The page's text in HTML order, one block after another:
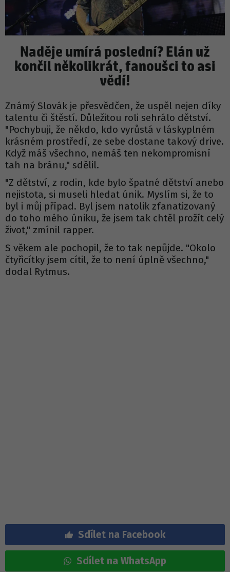
Naděje umírá poslední? Elán už
končil několikrát, fanoušci to asi
vědí!
Známý Slovák je přesvědčen, že uspěl nejen díky
talentu či štěstí. Důležitou roli sehrálo dětství.
"Pochybuji, že někdo, kdo vyrůstá v láskyplném
krásném prostředí, ze sebe dostane takový drive.
Když máš všechno, nemáš ten nekompromisní
tah na bránu," sdělil.
"Z dětství, z rodin, kde bylo špatné dětství anebo
nejistota, si museli hledat únik. Myslím si, že to
byl i můj případ. Byl jsem natolik zfanatizovaný
do toho mého úniku, že jsem tak chtěl prožít celý
život," zmínil rapper.
S věkem ale pochopil, že to tak nepůjde. "Okolo
čtyřicítky jsem cítil, že to není úplně všechno,"
dodal Rytmus.
Sdílet na Facebook
Sdílet na WhatsApp